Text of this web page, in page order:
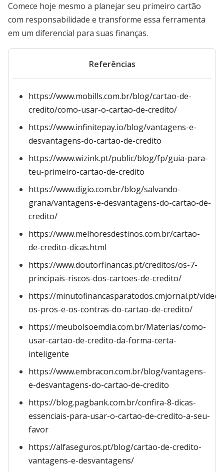
Comece hoje mesmo a planejar seu primeiro cartão
com responsabilidade e transforme essa ferramenta
em um diferencial para suas finanças.
Referências
https://www.mobills.com.br/blog/cartao-de-
credito/como-usar-o-cartao-de-credito/
https://www.infinitepay.io/blog/vantagens-e-
desvantagens-do-cartao-de-credito
https://www.wizink.pt/public/blog/fp/guia-para-
teu-primeiro-cartao-de-credito
https://www.digio.com.br/blog/salvando-
grana/vantagens-e-desvantagens-do-cartao-de-
credito/
https://www.melhoresdestinos.com.br/cartao-
de-credito-dicas.html
https://www.doutorfinancas.pt/creditos/os-7-
principais-riscos-dos-cartoes-de-credito/
https://minutofinancasparatodos.cmjornal.pt/
os-pros-e-os-contras-do-cartao-de-credito/
https://meubolsoemdia.com.br/Materias/como-
usar-cartao-de-credito-da-forma-certa-
inteligente
https://www.embracon.com.br/blog/vantagens-
e-desvantagens-do-cartao-de-credito
https://blog.pagbank.com.br/confira-8-dicas-
essenciais-para-usar-o-cartao-de-credito-a-seu-
favor
https://alfaseguros.pt/blog/cartao-de-credito-
vantagens-e-desvantagens/